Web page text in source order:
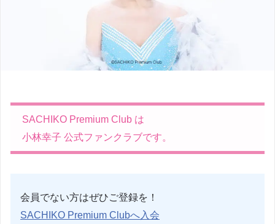
SACHIKO Premium Club は
小林幸子 公式ファンクラブです。
会員でない方はぜひご登録を！
SACHIKO Premium Clubへ入会